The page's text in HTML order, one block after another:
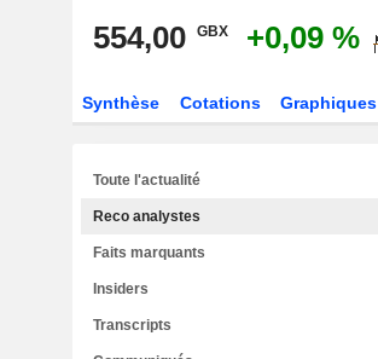
554,00 GBX +0,09 %
Synthèse Cotations Graphiques
Toute l'actualité
Reco analystes
Faits marquants
Insiders
Transcripts